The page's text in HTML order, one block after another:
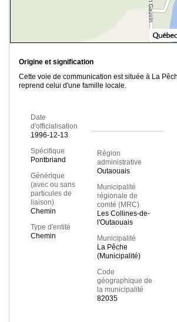
Origine et signification
Cette voie de communication est située à La
reprend celui d'une famille locale.
Date
d'officialisation
1996-12-13
Spécifique
Pontbriand
Générique
(avec ou sans
particules de
liaison)
Chemin
Type d'entité
Chemin
Région
administrative
Outaouais
Municipalité
régionale de
comté (MRC)
Les Collines-de-
l'Outaouais
Municipalité
La Pêche
(Municipalité)
Code
géographique de
la municipalité
82035